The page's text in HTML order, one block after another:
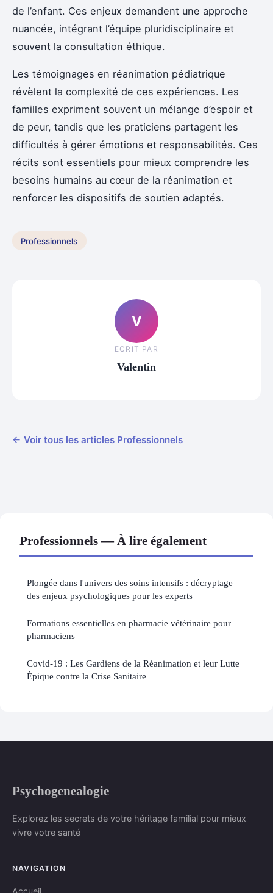
de l’enfant. Ces enjeux demandent une approche
nuancée, intégrant l’équipe pluridisciplinaire et
souvent la consultation éthique.
Les témoignages en réanimation pédiatrique
révèlent la complexité de ces expériences. Les
familles expriment souvent un mélange d’espoir et
de peur, tandis que les praticiens partagent les
difficultés à gérer émotions et responsabilités. Ces
récits sont essentiels pour mieux comprendre les
besoins humains au cœur de la réanimation et
renforcer les dispositifs de soutien adaptés.
Professionnels
V
ECRIT PAR
Valentin
← Voir tous les articles Professionnels
Professionnels — À lire également
Plongée dans l'univers des soins intensifs : décryptage
des enjeux psychologiques pour les experts
Formations essentielles en pharmacie vétérinaire pour
pharmaciens
Covid-19 : Les Gardiens de la Réanimation et leur Lutte
Épique contre la Crise Sanitaire
Psychogenealogie
Explorez les secrets de votre héritage familial pour mieux
vivre votre santé
NAVIGATION
Accueil